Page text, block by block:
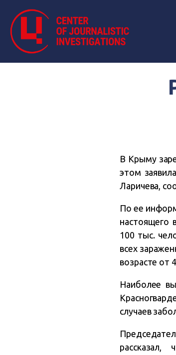
В Крыму
этом
Ларичева,
По ее
настоящего
100 тыс.
всех
возрасте от
Наиболее
случаев